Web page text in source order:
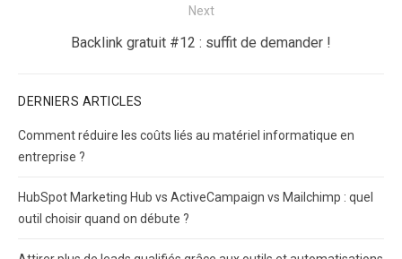
Next
Next
Backlink gratuit #12 : suffit de demander !
DERNIERS ARTICLES
Comment réduire les coûts liés au matériel informatique en
entreprise ?
HubSpot Marketing Hub vs ActiveCampaign vs Mailchimp : quel
outil choisir quand on débute ?